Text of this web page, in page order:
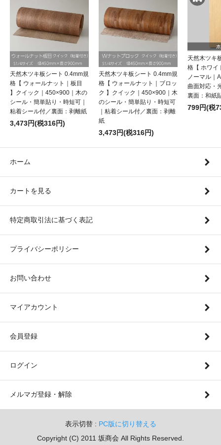
天然木ツキ板シート 0.4mm規
格【 ウォールナット｜板目
】クイック｜450×900｜木の
シール・簡単貼り・時短可｜
粘着シール付／裏面：剥離紙
3,473円(税316円)
天然木ツキ板シート 0.4mm規
格【 ウォールナット｜ブロッ
ク 】クイック｜450×900｜木
のシール・簡単貼り・時短可
｜粘着シール付／裏面：剥離
紙
3,473円(税316円)
天然木ツキ
格【 ホワイ
ノーマル｜
曲面対応・
裏面：和紙
799円(税
ホーム
カートを見る
特定商取引法に基づく表記
プライバシーポリシー
お問い合わせ
マイアカウント
会員登録
ログイン
メルマガ登録・解除
表示切替 : PC版に切り替える
Copyright (C) 2011 坂商会 All Rights Reserved.